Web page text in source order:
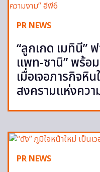
PR NEWS
“ลูกเกด เมทินี”
แพท-ซานิ” พร้อ
เมื่อเจอภารกิจหิ
สงครามแห่งคว
PR NEWS